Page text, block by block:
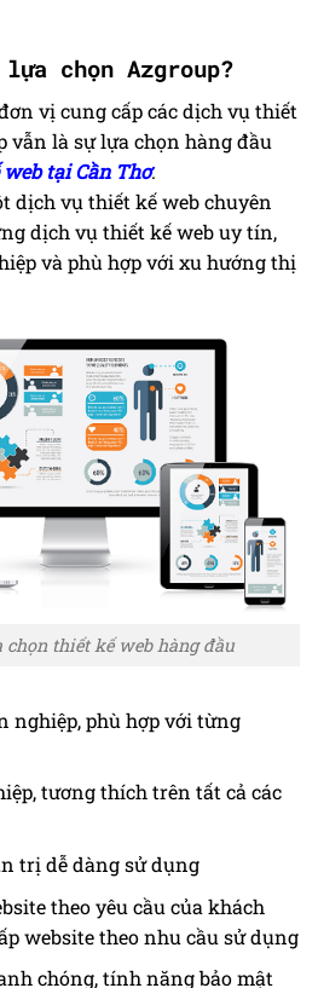
chọn Azgroup?
vị cung cấp các dịch vụ thiết
vẫn là sự lựa chọn hàng đầu
tại Cần Thơ.
dịch vụ thiết kế web chuyên
dịch vụ thiết kế web uy tín,
và phù hợp với xu hướng thị
chọn thiết kế web hàng đầu
nghiệp, phù hợp với từng
tương thích trên tất cả các
trị dễ dàng sử dụng
theo yêu cầu của khách
website theo nhu cầu sử dụng
chóng, tính năng bảo mật